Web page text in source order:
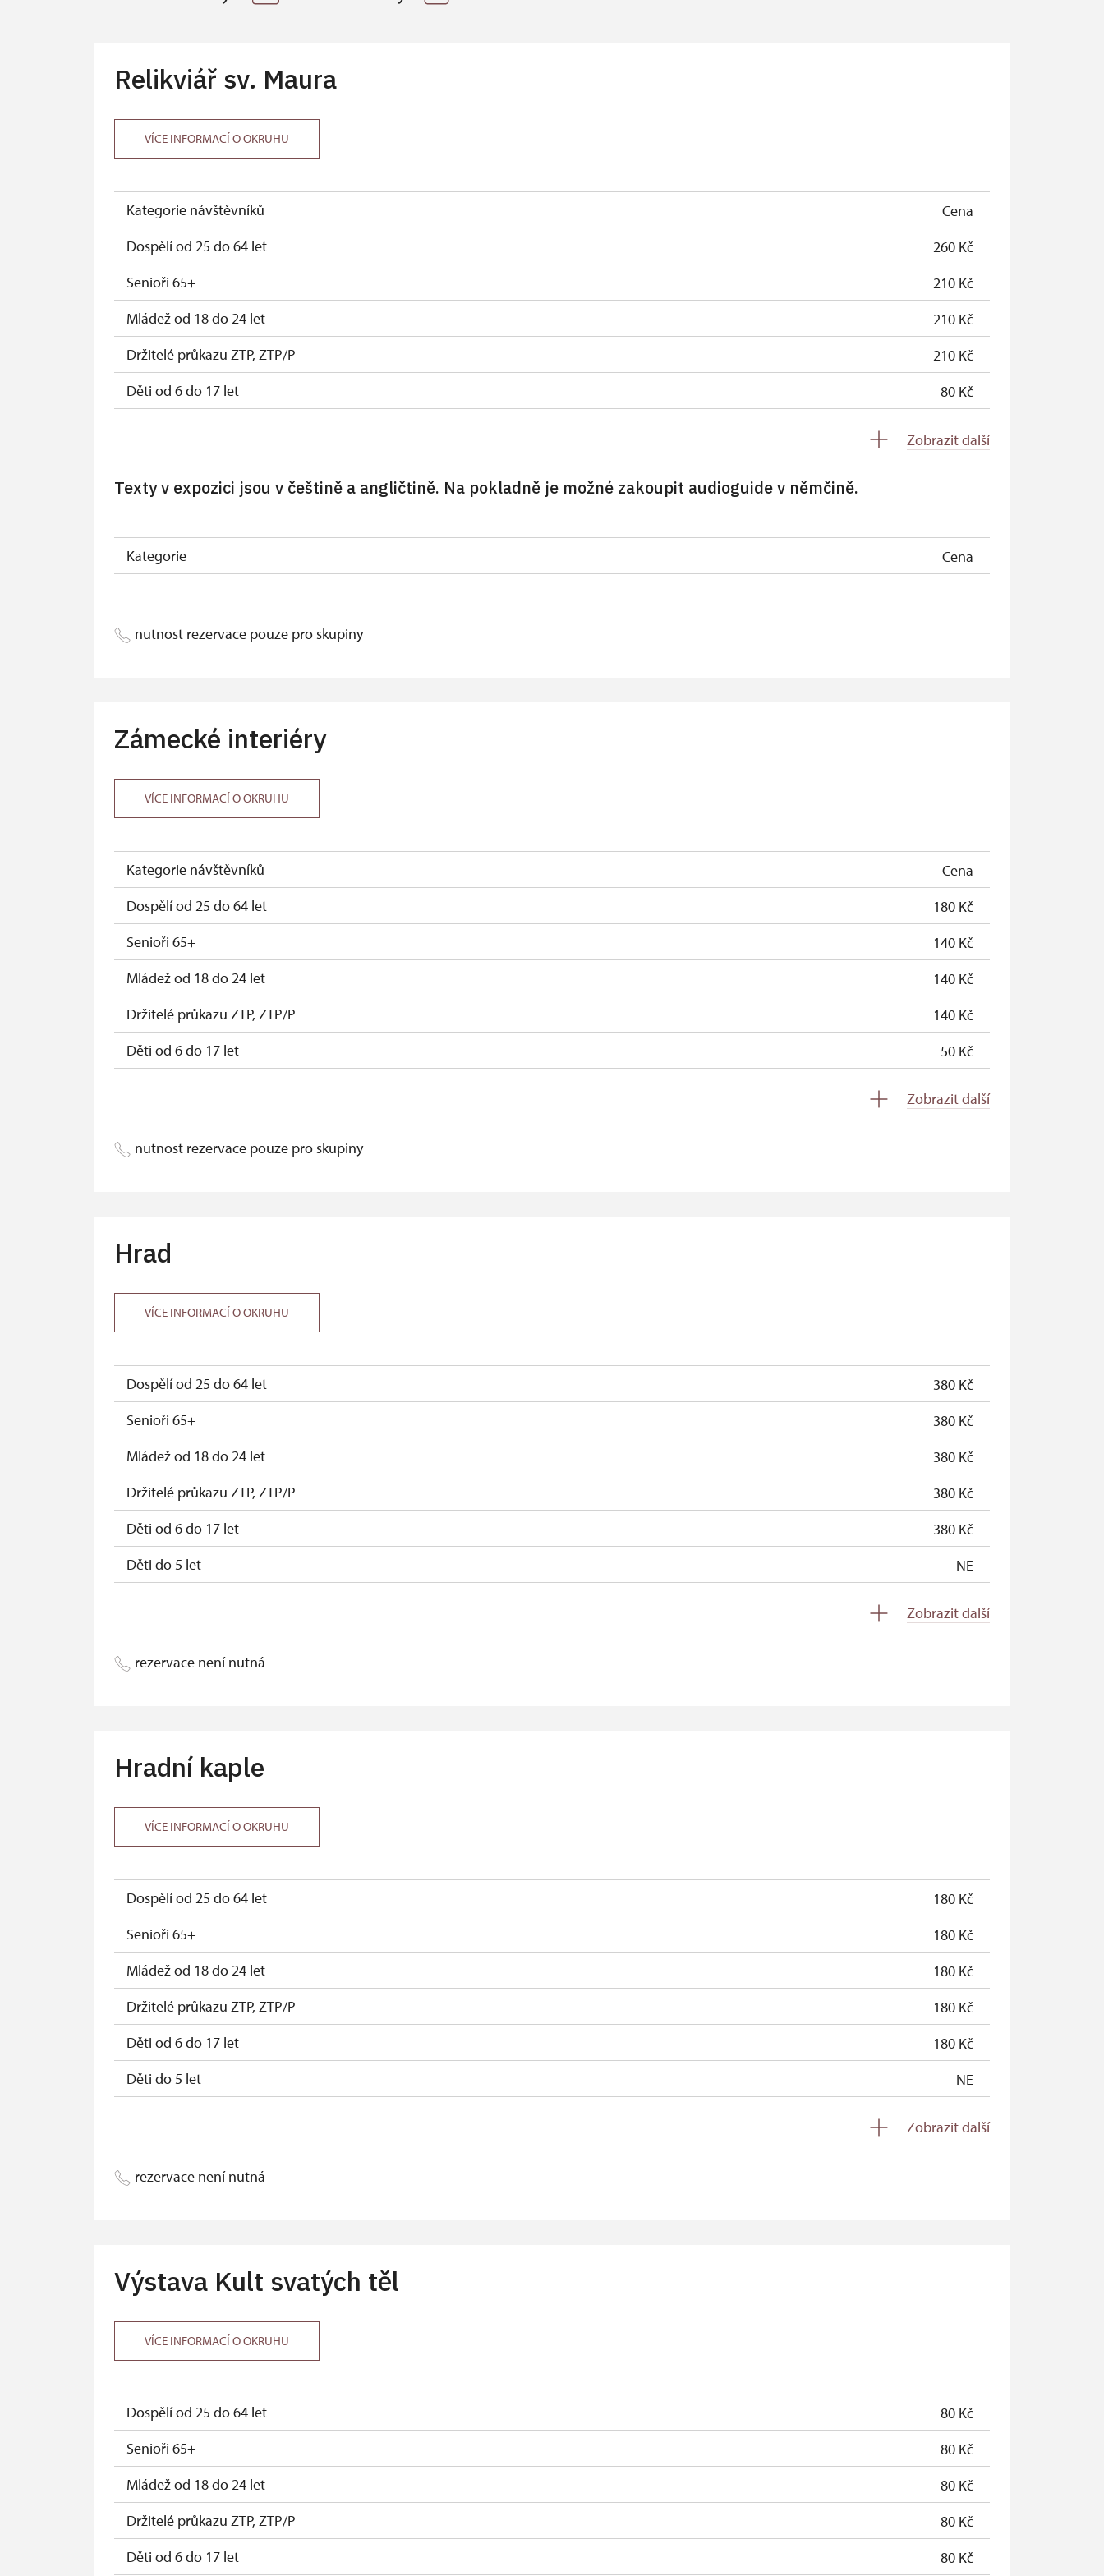
Relikviář sv. Maura
VÍCE INFORMACÍ O OKRUHU
Kategorie návštěvníků
Cena
Dospělí od 25 do 64 let
260 Kč
Senioři 65+
210 Kč
Mládež od 18 do 24 let
210 Kč
Držitelé průkazu ZTP, ZTP/P
210 Kč
Děti od 6 do 17 let
80 Kč
Pedagogický dozor (pro školní skupiny 1 osoba na 10 dětí)
Průvodce organizované skupiny (pro skupinu 1 osoba 15 osob)
zdarma
Karta zaměstnance PO MK ČR s QR kódem MK ČR (pouze držitel)
zdarma
Celoroční volné vstupenky vydané NPÚ (držitel a 1 osoba)
Průkaz Náš člověk (pouze držitel)
Zobrazit další
Texty v expozici jsou v češtině a angličtině. Na pokladně je možné zakoupit audioguide v němčině.
Kategorie Cena
nutnost rezervace pouze pro skupiny
Zámecké interiéry
VÍCE INFORMACÍ O OKRUHU
Kategorie návštěvníků
Cena
Dospělí od 25 do 64 let
180 Kč
Senioři 65+
140 Kč
Mládež od 18 do 24 let
140 Kč
Držitelé průkazu ZTP, ZTP/P
140 Kč
Děti od 6 do 17 let
50 Kč
Pedagogický dozor (pro školní skupiny 1 osoba na 10 dětí)
Průkaz ICOMOS (pouze držitel)
Celoroční volné vstupenky vydané NPÚ (držitel a 1 osoba)
Průkaz zaměstnance NPÚ (+ až 3 rodinní příslušníci)
zdarma
Průkaz Náš člověk (pouze držitel)
zdarma
Zobrazit další
nutnost rezervace pouze pro skupiny
Hrad
VÍCE INFORMACÍ O OKRUHU
Dospělí od 25 do 64 let
380 Kč
Senioři 65+
380 Kč
Mládež od 18 do 24 let
380 Kč
Držitelé průkazu ZTP, ZTP/P
380 Kč
Děti od 6 do 17 let
380 Kč
Děti do 5 let
NE
Pedagogický dozor (pro školní skupiny 1 osoba na 10 dětí)
Průkaz ICOMOS (pouze držitel)
Celoroční volné vstupenky vydané NPÚ (držitel a 1 osoba)
Průkaz zaměstnance NPÚ (+ až 3 rodinní příslušníci)
zdarma
Průkaz Náš člověk (pouze držitel)
zdarma
Zobrazit další
rezervace není nutná
Hradní kaple
VÍCE INFORMACÍ O OKRUHU
Dospělí od 25 do 64 let
180 Kč
Senioři 65+
180 Kč
Mládež od 18 do 24 let
180 Kč
Držitelé průkazu ZTP, ZTP/P
180 Kč
Děti od 6 do 17 let
180 Kč
Děti do 5 let
NE
Pedagogický dozor (pro školní skupiny 1 osoba na 10 dětí)
Průkaz ICOMOS (pouze držitel)
Celoroční volné vstupenky vydané NPÚ (držitel a 1 osoba)
Průkaz zaměstnance NPÚ (+ až 3 rodinní příslušníci)
zdarma
Průkaz Náš člověk (pouze držitel)
zdarma
Zobrazit další
rezervace není nutná
Výstava Kult svatých těl
VÍCE INFORMACÍ O OKRUHU
Dospělí od 25 do 64 let
80 Kč
Senioři 65+
80 Kč
Mládež od 18 do 24 let
80 Kč
Držitelé průkazu ZTP, ZTP/P
80 Kč
Děti od 6 do 17 let
80 Kč